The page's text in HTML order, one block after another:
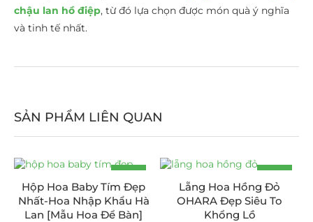
chậu lan hồ điệp, từ đó lựa chọn được món quà ý nghĩa
và tinh tế nhất.
SẢN PHẨM LIÊN QUAN
-19%
Hộp Hoa Baby Tím Đẹp
Nhất-Hoa Nhập Khẩu Hà
Lan [Mẫu Hoa Để Bàn]
-25%
Lẵng Hoa Hồng Đỏ
OHARA Đẹp Siêu To
Khổng Lồ